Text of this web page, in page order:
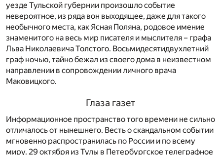
уезде Тульской губернии произошло событие
невероятное, из ряда вон выходящее, даже для такого
необычного места, как Ясная Поляна, родовое имение
знаменитого на весь мир писателя и мыслителя – графа
Льва Николаевича Толстого. Восьмидесятидвухлетний
граф ночью, тайно бежал из своего дома в неизвестном
направлении в сопровождении личного врача
Маковицкого.
Глаза газет
Информационное пространство того времени не сильно
отличалось от нынешнего. Весть о скандальном событии
мгновенно распространилась по России и по всему
миру. 29 октября из Тулы в Петербургское телеграфное